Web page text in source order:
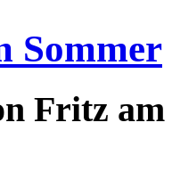
Sommer
Fritz